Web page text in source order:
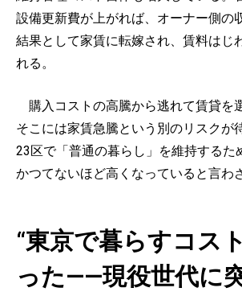
設備更新費が上がれば、オーナー側の
結果として家賃に転嫁され、賃料はじ
れる。
購入コストの高騰から逃れて賃貸を
そこには家賃急騰という別のリスクが
23区で「普通の暮らし」を維持するた
かつてないほど高くなっていると言わ
“東京で暮らすコス
った——現役世代に